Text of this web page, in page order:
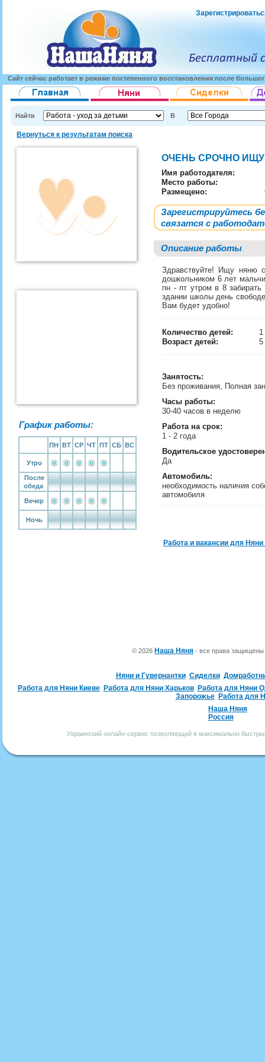
Сайт сейчас работает в режиме постепенного восстановления после
Найти В
Вернуться к результатам поиска
График работы:
ПН ВТ СР ЧТ ПТ СБ ВС
Утро
После
обеда
Вечер
Ночь
ОЧЕНЬ СРОЧНО
Имя работодателя:
Место работы:
Размещено:
Зарегистрируйтесь
связатся с
Описание работы
Здравствуйте! Ищу няню
дошкольником 6 лет
пн - пт утром в 8
здании школы день
Вам будет удобно!
Количество детей:
1
Возраст детей:
Занятость:
Без проживания, Полная
Часы работы:
30-40 часов в неделю
Работа на срок:
1 - 2 года
Водительское
Да
Автомобиль:
необходимость наличия
автомобиля
Работа и вакансии для
© 2026 Наша Няня - все права
Няни и Гувернантки Сиделки
Работа для Няни Киеве
Работа для Няни Харьков
Работа для Няни
Запорожье
Работа для
Наша Няня
Россия
Украинский онлайн-сервис позволяющий в максимально